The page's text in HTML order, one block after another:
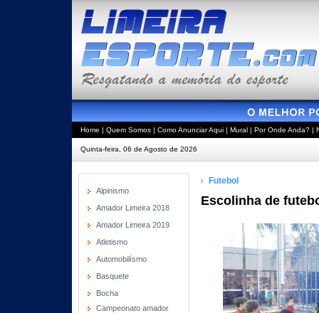
Home | Quem Somos | Como Anunciar Aqui | Mural | Por Onde Anda? |
Quinta-feira, 06 de Agosto de 2026
Alpinismo
Amador Limeira 2018
Amador Limeira 2019
Atletismo
Automobilísmo
Basquete
Bocha
Campeonato amador
Futebol
Escolinha de